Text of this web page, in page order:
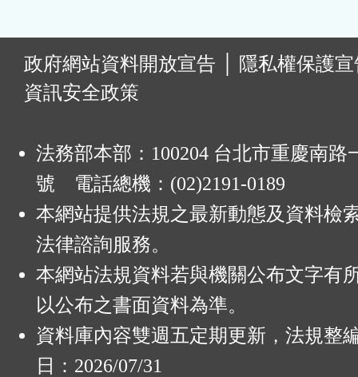
政府網站資料開放宣告
隱私權保護
資訊安全政策
法務部本部：100204 台北市重慶南路
號 電話總機：(02)2191-0189
本網站提供法規之最新動態及資料檢
法律諮詢服務。
本網站法規資料若與機關公布文字有
以公布之書面資料為準。
資料庫內容雙週五定期更新，法規整
日：2026/07/31